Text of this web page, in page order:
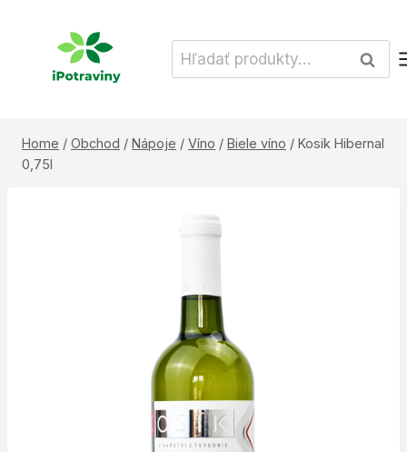
Hľadať:
Home / Obchod / Nápoje / Víno / Biele víno / Kosik Hibernal
0,75l